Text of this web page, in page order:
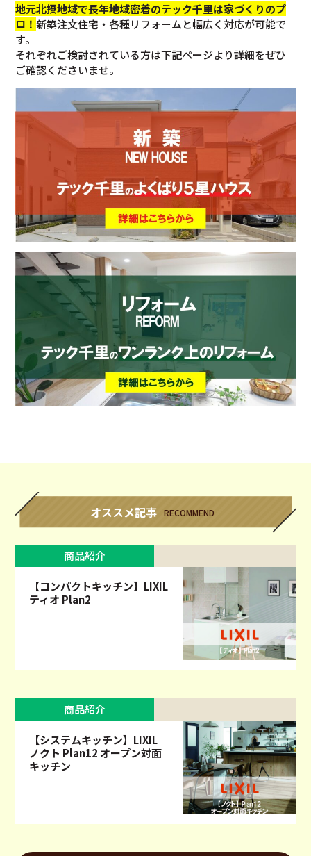
地元北摂地域で長年地域密着のテック千里は家づくりのプ
ロ！新築注文住宅・各種リフォームと幅広く対応が可能で
す。
それぞれご検討されている方は下記ページより詳細をぜひ
ご確認くださいませ。
オススメ記事 RECOMMEND
商品紹介
【コンパクトキッチン】LIXIL
ティオ Plan2
商品紹介
【システムキッチン】LIXIL
ノクト Plan12 オープン対面
キッチン